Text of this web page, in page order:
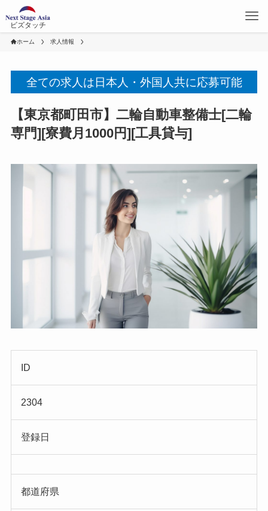
ビズタッチ
ホーム 求人情報
全ての求人は日本人・外国人共に応募可能
【東京都町田市】二輪自動車整備士[二輪
専門][寮費月1000円][工具貸与]
ID
2304
登録日
都道府県